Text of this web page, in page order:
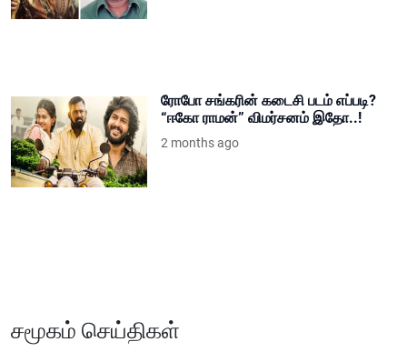
ரோபோ சங்கரின் கடைசி படம் எப்படி?
“ஈகோ ராமன்” விமர்சனம் இதோ..!
2 months ago
சமூகம் செய்திகள்